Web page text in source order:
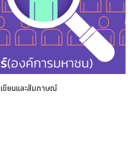
ขียนและสัมภาษณ์